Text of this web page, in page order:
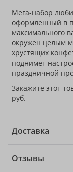
Мега-набор
оформленный в
максимального
окружен целым
хрустящих
поднимет
праздничной
Закажите этот
руб.
Доставка
Отзывы